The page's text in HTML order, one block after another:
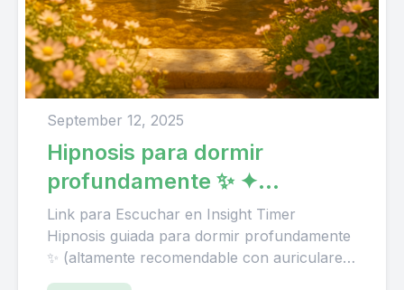
September 12, 2025
Hipnosis para dormir
profundamente ✨ ✦
Septiembre 2025 • El Jardín
Dorado
Link para Escuchar en Insight Timer
Hipnosis guiada para dormir profundamente
✨ (altamente recomendable con auriculares)
www.alandisavia.com